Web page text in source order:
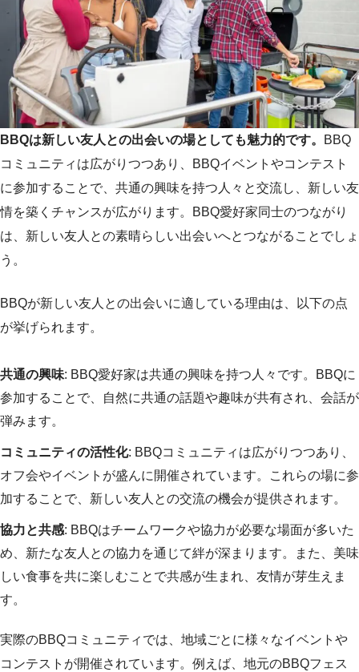
BBQは新しい友人との出会いの場としても魅力的です。
BBQ
コミュニティは広がりつつあり、BBQイベントやコンテスト
に参加することで、共通の興味を持つ人々と交流し、新しい友
情を築くチャンスが広がります。BBQ愛好家同士のつながり
は、新しい友人との素晴らしい出会いへとつながることでしょ
う。
BBQが新しい友人との出会いに適している理由は、以下の点
が挙げられます。
共通の興味: BBQ愛好家は共通の興味を持つ人々です。BBQに
参加することで、自然に共通の話題や趣味が共有され、会話が
弾みます。
コミュニティの活性化: BBQコミュニティは広がりつつあり、
オフ会やイベントが盛んに開催されています。これらの場に参
加することで、新しい友人との交流の機会が提供されます。
協力と共感: BBQはチームワークや協力が必要な場面が多いた
め、新たな友人との協力を通じて絆が深まります。また、美味
しい食事を共に楽しむことで共感が生まれ、友情が芽生えま
す。
実際のBBQコミュニティでは、地域ごとに様々なイベントや
コンテストが開催されています。例えば、地元のBBQフェス